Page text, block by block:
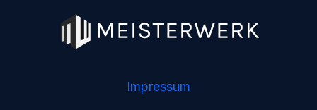
Impressum